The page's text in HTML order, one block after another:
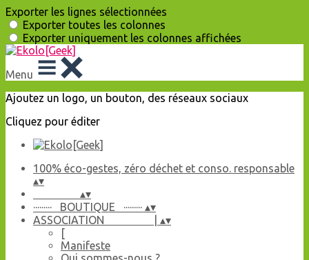
Exporter les lignes sélectionnées
Exporter toutes les colonnes
Exporter uniquement les colonnes affichées
Menu
Ajoutez un logo, un bouton, des réseaux sociaux
Cliquez pour éditer
100% éco-gestes, zéro déchet et conso. responsable
▴▾
▴▾
········· BOUTIQUE ········· ▴▾
ASSOCIATION | ▴▾
[
Manifeste